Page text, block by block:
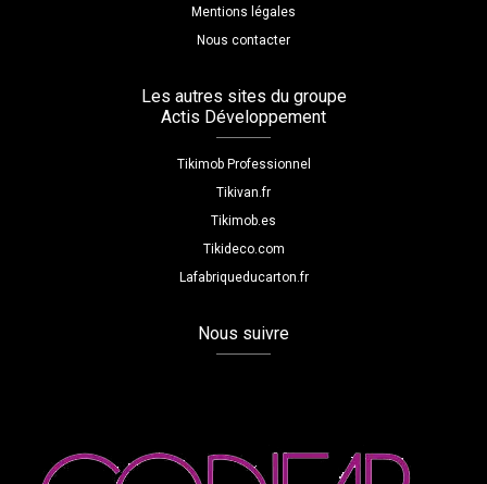
Mentions légales
Nous contacter
Les autres sites du groupe
Actis Développement
Tikimob Professionnel
Tikivan.fr
Tikimob.es
Tikideco.com
Lafabriqueducarton.fr
Nous suivre